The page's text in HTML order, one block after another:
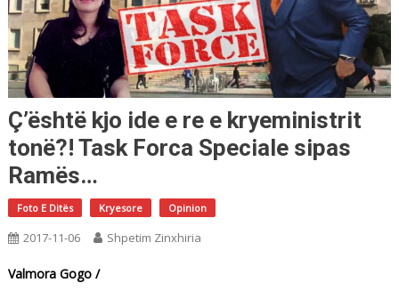
Ç’është kjo ide e re e kryeministrit
tonë?! Task Forca Speciale sipas
Ramës…
Foto E Ditës Kryesore Opinion
2017-11-06 Shpetim Zinxhiria
Valmora Gogo /